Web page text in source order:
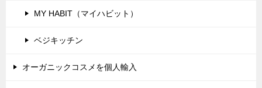
MY HABIT（マイハビット）
ベジキッチン
オーガニックコスメを個人輸入